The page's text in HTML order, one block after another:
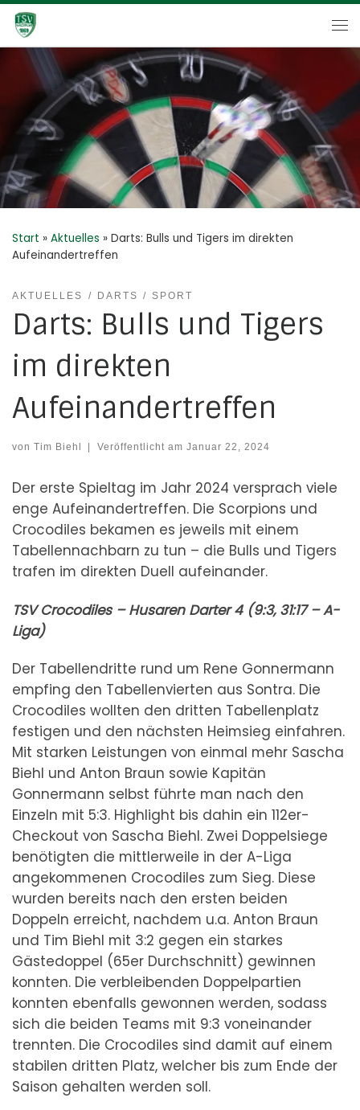
Zum Inhalt springen
Start » Aktuelles » Darts: Bulls und Tigers im direkten
Aufeinandertreffen
AKTUELLES DARTS SPORT
Darts: Bulls und Tigers
im direkten
Aufeinandertreffen
von Tim Biehl Veröffentlicht am Januar 22, 2024
Der erste Spieltag im Jahr 2024 versprach viele
enge Aufeinandertreffen. Die Scorpions und
Crocodiles bekamen es jeweils mit einem
Tabellennachbarn zu tun – die Bulls und Tigers
trafen im direkten Duell aufeinander.
TSV Crocodiles – Husaren Darter 4 (9:3, 31:17 – A-
Liga)
Der Tabellendritte rund um Rene Gonnermann
empfing den Tabellenvierten aus Sontra. Die
Crocodiles wollten den dritten Tabellenplatz
festigen und den nächsten Heimsieg einfahren.
Mit starken Leistungen von einmal mehr Sascha
Biehl und Anton Braun sowie Kapitän
Gonnermann selbst führte man nach den
Einzeln mit 5:3. Highlight bis dahin ein 112er-
Checkout von Sascha Biehl. Zwei Doppelsiege
benötigten die mittlerweile in der A-Liga
angekommenen Crocodiles zum Sieg. Diese
wurden bereits nach den ersten beiden
Doppeln erreicht, nachdem u.a. Anton Braun
und Tim Biehl mit 3:2 gegen ein starkes
Gästedoppel (65er Durchschnitt) gewinnen
konnten. Die verbleibenden Doppelpartien
konnten ebenfalls gewonnen werden, sodass
sich die beiden Teams mit 9:3 voneinander
trennten. Die Crocodiles sind damit auf einem
stabilen dritten Platz, welcher bis zum Ende der
Saison gehalten werden soll.